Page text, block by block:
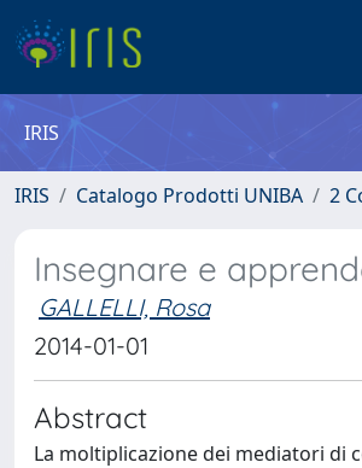
IRIS
IRIS Catalogo Prodotti UNIBA 2
Insegnare e
GALLELLI, Rosa
2014-01-01
Abstract
La moltiplicazione dei mediatori di